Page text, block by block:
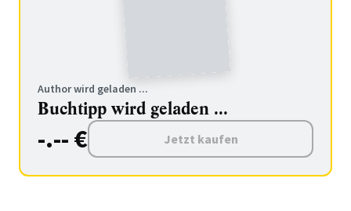
Author wird geladen ...
Buchtipp wird geladen ...
-.-- € Jetzt kaufen